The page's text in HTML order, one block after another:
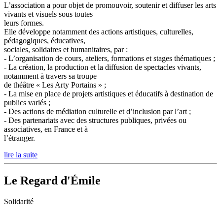
L’association a pour objet de promouvoir, soutenir et diffuser les arts
vivants et visuels sous toutes
leurs formes.
Elle développe notamment des actions artistiques, culturelles,
pédagogiques, éducatives,
sociales, solidaires et humanitaires, par :
- L’organisation de cours, ateliers, formations et stages thématiques ;
- La création, la production et la diffusion de spectacles vivants,
notamment à travers sa troupe
de théâtre « Les Arty Portains » ;
- La mise en place de projets artistiques et éducatifs à destination de
publics variés ;
- Des actions de médiation culturelle et d’inclusion par l’art ;
- Des partenariats avec des structures publiques, privées ou
associatives, en France et à
l’étranger.
lire la suite
Le Regard d'Émile
Solidarité